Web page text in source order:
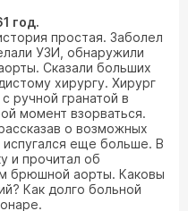
год.
простая. Заболел
УЗИ, обнаружили
Сказали больших
хирургу. Хирург
ручной гранатой в
момент взорваться.
о возможных
испугался еще больше. В
и прочитал об
брюшной аорты. Каковы
Как долго больной